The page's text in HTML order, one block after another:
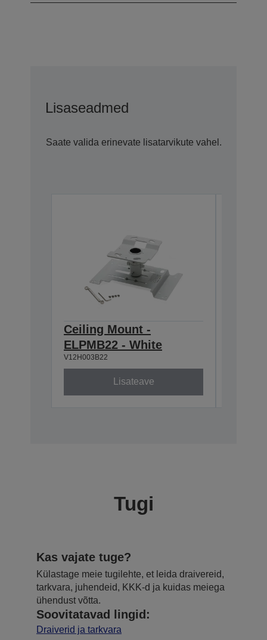
Lisaseadmed
Saate valida erinevate lisatarvikute vahel.
Ceiling Mount -
ELPMB22 - White
V12H003B22
Lisateave
Tugi
Kas vajate tuge?
Külastage meie tugilehte, et leida draivereid,
tarkvara, juhendeid, KKK-d ja kuidas meiega
ühendust võtta.
Soovitatavad lingid:
Draiverid ja tarkvara